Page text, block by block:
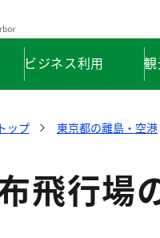
ビジネス利用
ップ 東京都の離島・空港
飛行場